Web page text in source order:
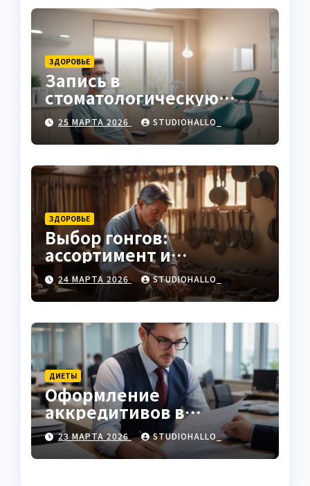
ЗДОРОВЬЕ
Запись в
стоматологическую
клинику
25 МАРТА 2026 STUDIOHALLO_
ЗДОРОВЬЕ
Выбор гонгов:
ассортимент и
характеристики
24 МАРТА 2026 STUDIOHALLO_
ДИЕТЫ
Оформление
аккредитивов в
международной
торговле
23 МАРТА 2026 STUDIOHALLO_